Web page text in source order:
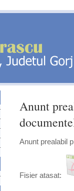
Anunt
Anunt prealabil
Fisier atasat: